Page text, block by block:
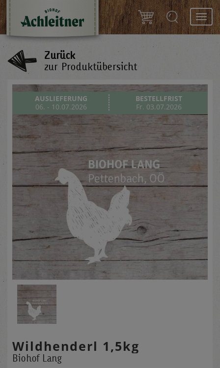
Zurück
zur Produktübersicht
AUSLIEFERUNG
06. - 10.07.2026
BESTELLFRIST
Fr. 03.07.2026
Wildhenderl 1,5kg
Biohof Lang